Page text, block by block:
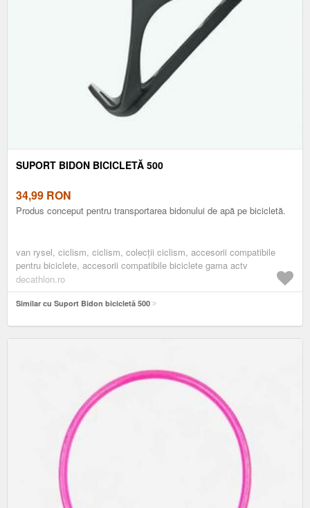
SUPORT BIDON BICICLETĂ 500
34,99 RON
Produs conceput pentru transportarea bidonului de apă pe bicicletă.
van rysel, ciclism, ciclism, colecții ciclism, accesorii compatibile
pentru biciclete, accesorii compatibile biciclete gama actv
decathlon.ro
Similar cu Suport Bidon bicicletă 500